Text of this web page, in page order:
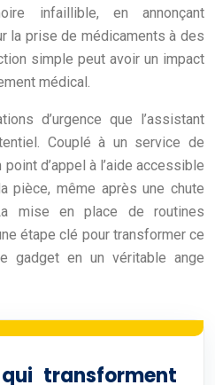
infaillible, en annonçant
la prise de médicaments à des
simple peut avoir un impact
médical.
d’urgence que l’assistant
Couplé à un service de
d’appel à l’aide accessible
pièce, même après une chute
mise en place de routines
étape clé pour transformer ce
gadget en un véritable ange
transforment